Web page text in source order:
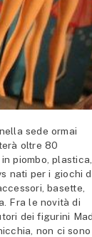
sede ormai
oltre 80
piombo, plastica,
nati per i giochi
basette,
Fra le novità di
dei figurini
non ci sono